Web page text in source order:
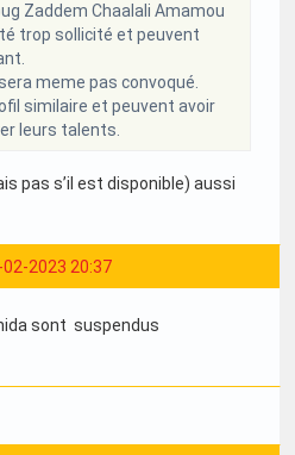
Zaddem Chaalali Amamou
trop sollicité et peuvent
meme pas convoqué.
similaire et peuvent avoir
leurs talents.
pas s’il est disponible) aussi
02-2023 20:37
sont suspendus